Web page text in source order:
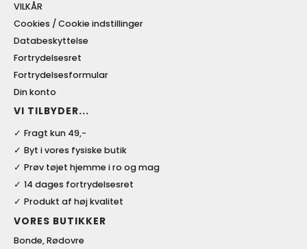
VILKÅR
Cookies / Cookie indstillinger
Databeskyttelse
Fortrydelsesret
Fortrydelsesformular
Din konto
VI TILBYDER...
Fragt kun 49,-
Byt i vores fysiske butik
Prøv tøjet hjemme i ro og mag
14 dages fortrydelsesret
Produkt af høj kvalitet
VORES BUTIKKER
Bonde, Rødovre